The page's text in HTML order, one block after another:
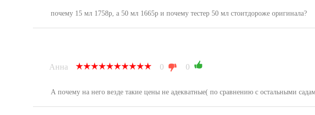
почему 15 мл 1758р, а 50 мл 1665р и почему тестер 50 мл стоитдороже оригинала?
Анна 0 0
А почему на него везде такие цены не адекватные( по сравнению с остальными